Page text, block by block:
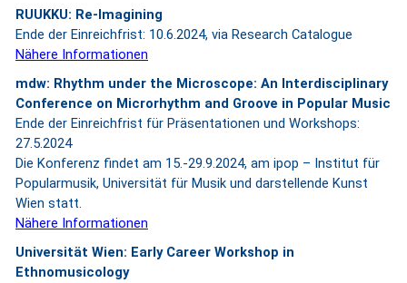
RUUKKU: Re-Imagining
Ende der Einreichfrist: 10.6.2024, via Research Catalogue
Nähere Informationen
mdw: Rhythm under the Microscope: An Interdisciplinary
Conference on Microrhythm and Groove in Popular Music
Ende der Einreichfrist für Präsentationen und Workshops:
27.5.2024
Die Konferenz findet am 15.-29.9.2024, am ipop – Institut für
Popularmusik, Universität für Musik und darstellende Kunst
Wien statt.
Nähere Informationen
Universität Wien: Early Career Workshop in
Ethnomusicology